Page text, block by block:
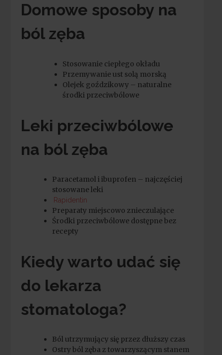
Domowe sposoby na
ból zęba
Stosowanie ciepłego okładu
Przemywanie ust solą morską
Olejek goździkowy – naturalne
środki przeciwbólowe
Leki przeciwbólowe
na ból zęba
Paracetamol i ibuprofen – najczęściej
stosowane leki
Rapidentin
Preparaty miejscowo znieczulające
Środki przeciwbólowe dostępne bez
recepty
Kiedy warto udać się
do lekarza
stomatologa?
Ból utrzymujący się przez dłuższy czas
Ostry ból zęba z towarzyszącym stanem